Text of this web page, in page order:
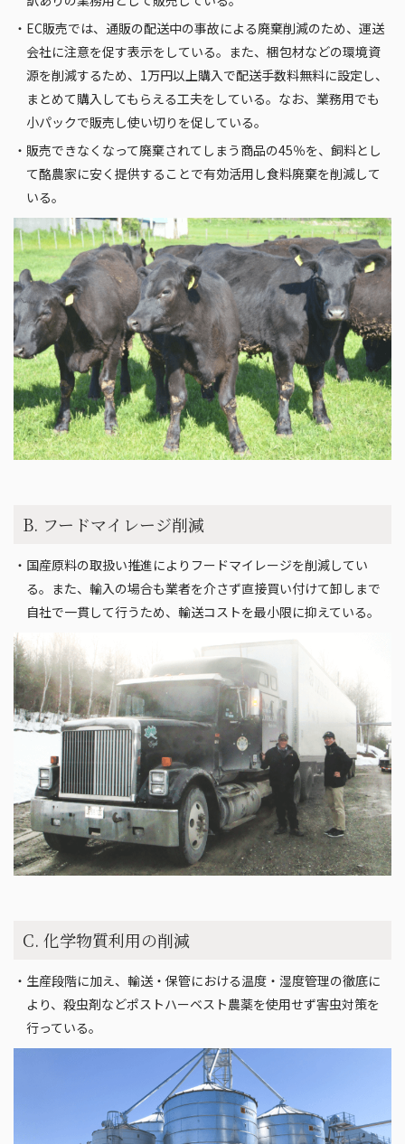
・EC販売では、通販の配送中の事故による廃棄削減のため、運送
会社に注意を促す表示をしている。また、梱包材などの環境資
源を削減するため、1万円以上購入で配送手数料無料に設定し、
まとめて購入してもらえる工夫をしている。なお、業務用でも
小パックで販売し使い切りを促している。
・販売できなくなって廃棄されてしまう商品の45％を、飼料とし
て酪農家に安く提供することで有効活用し食料廃棄を削減して
いる。
B. フードマイレージ削減
・国産原料の取扱い推進によりフードマイレージを削減してい
る。また、輸入の場合も業者を介さず直接買い付けて卸しまで
自社で一貫して行うため、輸送コストを最小限に抑えている。
C. 化学物質利用の削減
・生産段階に加え、輸送・保管における温度・湿度管理の徹底に
より、殺虫剤などポストハーベスト農薬を使用せず害虫対策を
行っている。